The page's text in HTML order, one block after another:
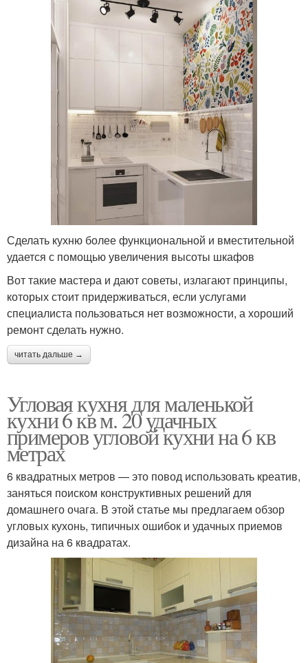
Сделать кухню более функциональной и вместительной
удается с помощью увеличения высоты шкафов
Вот такие мастера и дают советы, излагают принципы,
которых стоит придерживаться, если услугами
специалиста пользоваться нет возможности, а хороший
ремонт сделать нужно.
читать дальше →
Угловая кухня для маленькой
кухни 6 кв м. 20 удачных
примеров угловой кухни на 6 кв
метрах
6 квадратных метров — это повод использовать креатив,
заняться поиском конструктивных решений для
домашнего очага. В этой статье мы предлагаем обзор
угловых кухонь, типичных ошибок и удачных приемов
дизайна на 6 квадратах.